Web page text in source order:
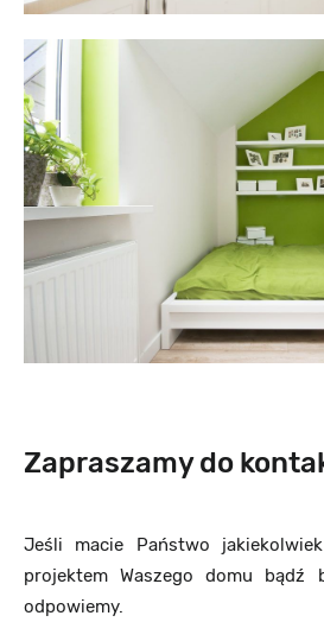
Zapraszamy do
Jeśli macie Państwo
projektem Waszego domu bądź
odpowiemy.